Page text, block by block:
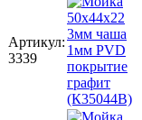
Артикул:
3339